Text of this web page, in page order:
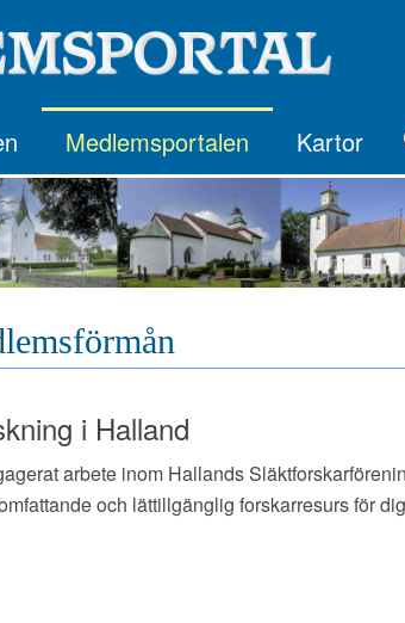
Medlemsportalen Kartor
i Halland
arbete inom Hallands
och lättillgänglig forskarresurs för